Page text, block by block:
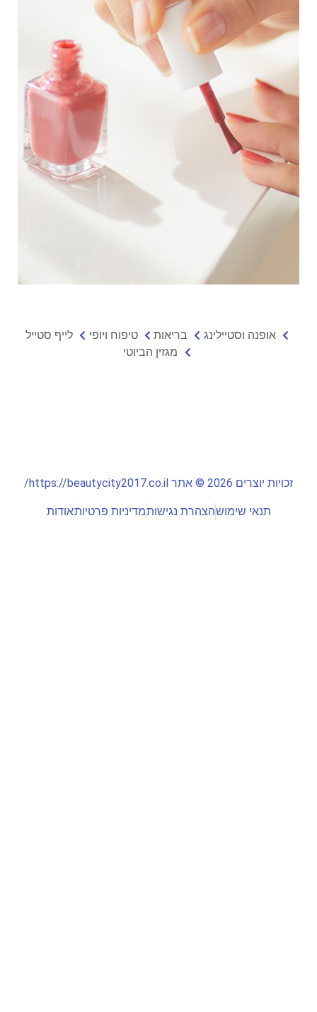
אופנה וסטיילינג בריאות טיפוח ויופי
לייף סטייל
מגזין הביוטי
זכויות יוצרים 2026 © אתר https://beautycity2017.co.il/
תנאי שימושהצהרת נגישותמדיניות פרטיותאודות